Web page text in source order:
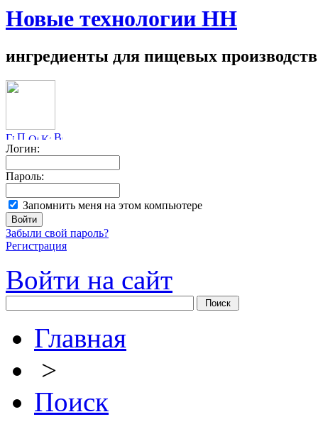
Новые технологии НН
ингредиенты для пищевых производств
Логин:
Пароль:
Запомнить меня на этом компьютере
Забыли свой пароль?
Регистрация
Войти на сайт
Главная
>
Поиск